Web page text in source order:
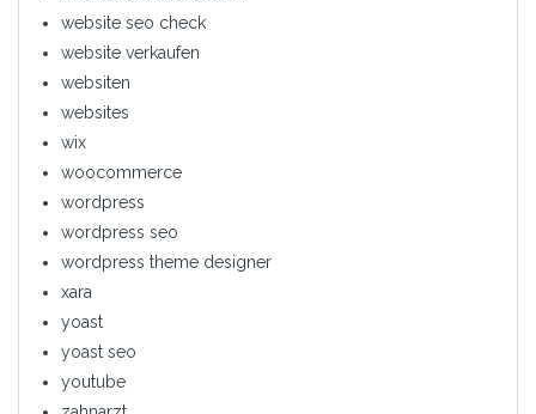
website seo check
website verkaufen
websiten
websites
wix
woocommerce
wordpress
wordpress seo
wordpress theme designer
xara
yoast
yoast seo
youtube